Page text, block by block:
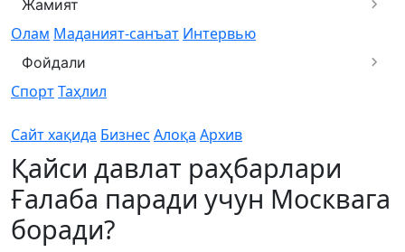
Жамият
Олам Маданият-санъат Интервью
Фойдали
СпортТаҳлил
Сайт хақида Бизнес Алоқа Архив
Қайси давлат раҳбарлари
Ғалаба паради учун Москвага
боради?